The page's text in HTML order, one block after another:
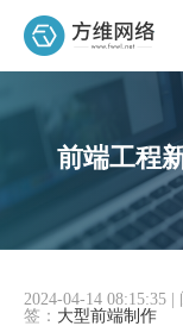
前端工程
2024-04-14 08:15:35
签： 大型前端制作